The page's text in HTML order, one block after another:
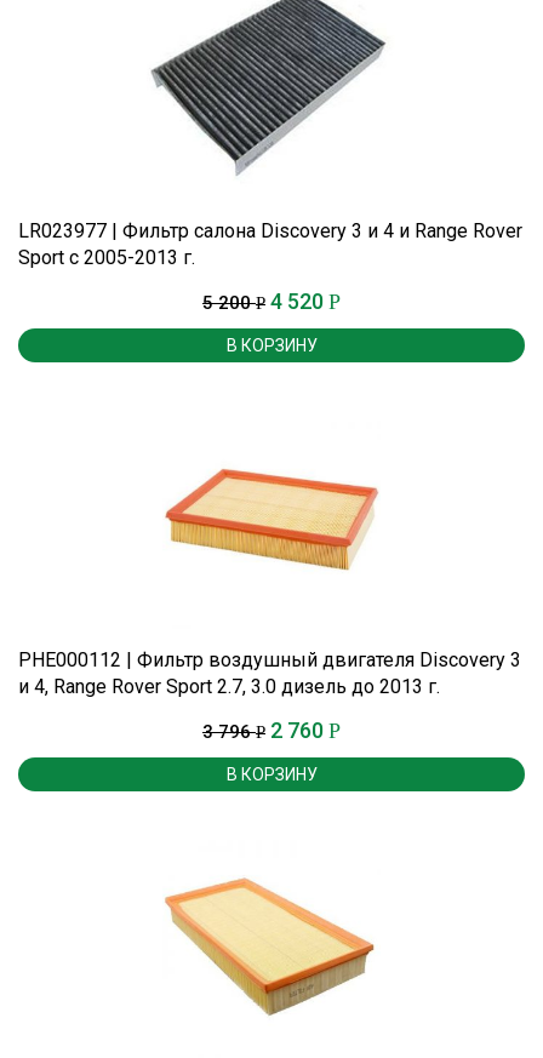
LR023977 | Фильтр салона Discovery 3 и 4 и Range Rover
Sport с 2005-2013 г.
5 200Р 4 520 Р
В КОРЗИНУ
PHE000112 | Фильтр воздушный двигателя Discovery 3
и 4, Range Rover Sport 2.7, 3.0 дизель до 2013 г.
3 796Р 2 760 Р
В КОРЗИНУ